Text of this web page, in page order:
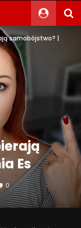
samobójstwo? |
Es
0